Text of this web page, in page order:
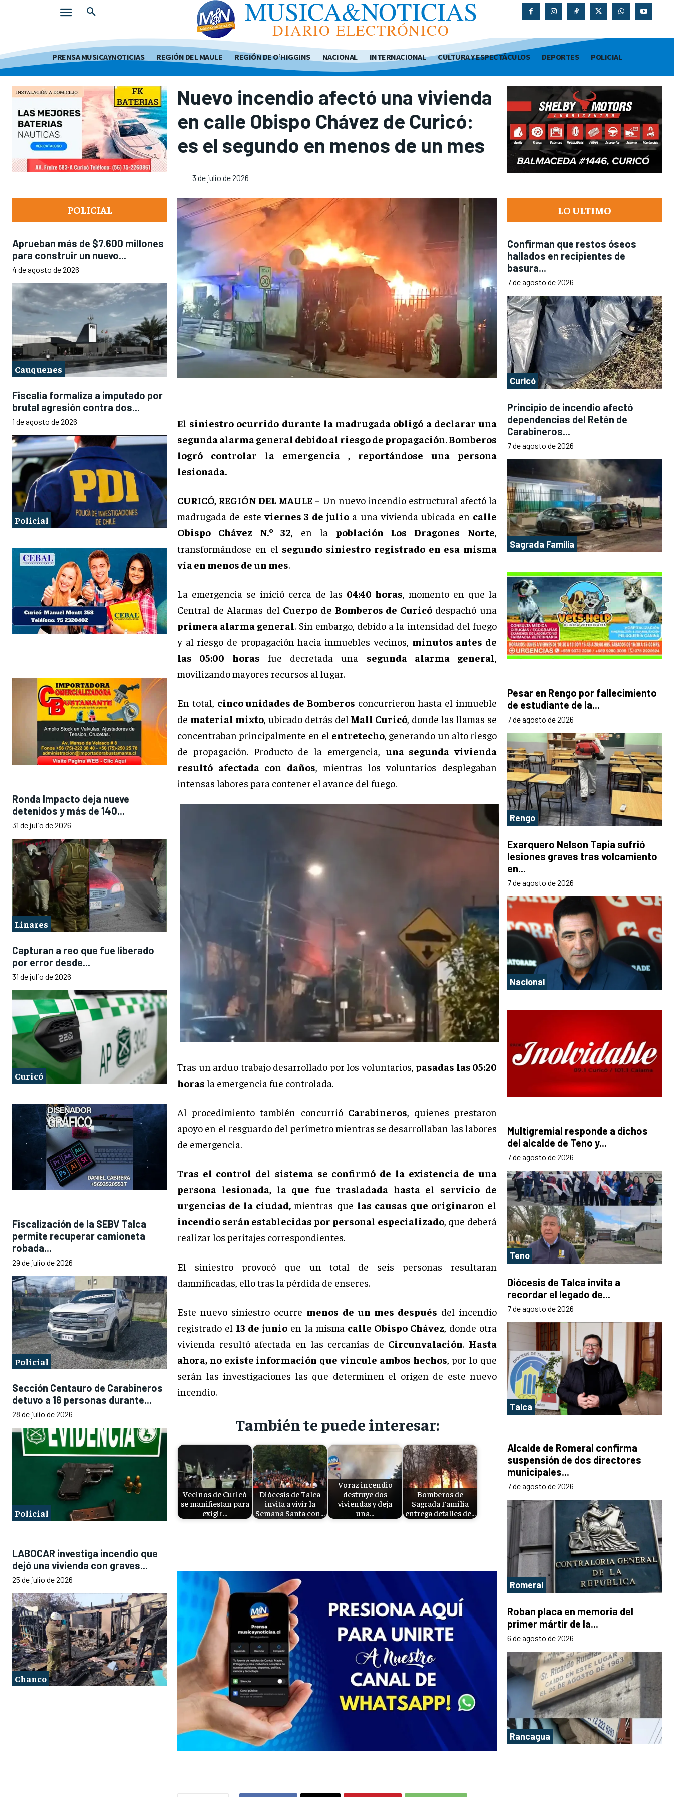
MUSICA&NOTICIAS
DIARIO ELECTRÓNICO
PRENSA MUSICAYNOTICIAS REGIÓN DEL MAULE REGIÓN DE O’HIGGINS NACIONAL INTERNACIONAL CULTURA Y ESPECTÁCULOS DEPORTES POLICIAL
POLICIAL
Aprueban más de $7.600 millones
para construir un nuevo...
4 de agosto de 2026
Cauquenes
Fiscalía formaliza a imputado por
brutal agresión contra dos...
1 de agosto de 2026
Policial
Ronda Impacto deja nueve
detenidos y más de 140...
31 de julio de 2026
Linares
Capturan a reo que fue liberado
por error desde...
31 de julio de 2026
Curicó
Fiscalización de la SEBV Talca
permite recuperar camioneta
robada...
29 de julio de 2026
Policial
Sección Centauro de Carabineros
detuvo a 16 personas durante...
28 de julio de 2026
Policial
LABOCAR investiga incendio que
dejó una vivienda con graves...
25 de julio de 2026
Chanco
Nuevo incendio afectó una vivienda
en calle Obispo Chávez de Curicó:
es el segundo en menos de un mes
3 de julio de 2026
El siniestro ocurrido durante la madrugada obligó a declarar una
segunda alarma general debido al riesgo de propagación. Bomberos
logró controlar la emergencia , reportándose una persona
lesionada.
CURICÓ, REGIÓN DEL MAULE – Un nuevo incendio estructural afectó la
madrugada de este viernes 3 de julio a una vivienda ubicada en calle
Obispo Chávez N.º 32 , en la población Los Dragones Norte
transformándose en el segundo siniestro registrado en esa misma
vía en menos de un mes.
La emergencia se inició cerca de las 04:40 horas , momento en que la
Central de Alarmas del Cuerpo de Bomberos de Curicódespachó una
primera alarma general. Sin embargo, debido a la intensidad del fuego
y al riesgo de propagación hacia inmuebles vecinos, minutos antes de
las 05:00 horas fue decretada una segunda alarma general
movilizando mayores recursos al lugar.
En total, cinco unidades de Bomberos concurrieron hasta el inmueble
de material mixto, ubicado detrás del Mall Curicó , donde las llamas se
concentraban principalmente en el entretecho , generando un alto riesgo
de propagación. Producto de la emergencia, una segunda vivienda
resultó afectada con daños , mientras los voluntarios desplegaban
intensas labores para contener el avance del fuego.
Tras un arduo trabajo desarrollado por los voluntarios, pasadas las 05:20
horas la emergencia fue controlada.
Al procedimiento también concurrió Carabineros , quienes prestaron
apoyo en el resguardo del perímetro mientras se desarrollaban las labores
de emergencia.
Tras el control del sistema se confirmó de la existencia de una
persona lesionada, la que fue trasladada hasta el servicio de
urgencias de la ciudad,mientras que las causas que originaron el
incendio serán establecidas por personal especializado, que deberá
realizar los peritajes correspondientes.
El siniestro provocó que un total de seis personas resultaran
damnificadas, ello tras la pérdida de enseres.
Este nuevo siniestro ocurre menos de un mes después del incendio
registrado el 13 de junio en la misma calle Obispo Chávez , donde otra
vivienda resultó afectada en las cercanías de Circunvalación. Hasta
ahora, no existe información que vincule ambos hechos , por lo que
serán las investigaciones las que determinen el origen de este nuevo
incendio.
También te puede interesar:
Vecinos de Curicó
se manifiestan para
exigir…
Diócesis de Talca
invita a vivir la
Semana Santa con…
Voraz incendio
destruye dos
viviendas y deja
una…
Bomberos de
Sagrada Familia
entrega detalles de…
LO ULTIMO
Confirman que restos óseos
hallados en recipientes de
basura...
7 de agosto de 2026
Curicó
Principio de incendio afectó
dependencias del Retén de
Carabineros...
7 de agosto de 2026
Sagrada Familia
Pesar en Rengo por fallecimiento
de estudiante de la...
7 de agosto de 2026
Rengo
Exarquero Nelson Tapia sufrió
lesiones graves tras volcamiento
en...
7 de agosto de 2026
Nacional
Multigremial responde a dichos
del alcalde de Teno y...
7 de agosto de 2026
Teno
Diócesis de Talca invita a
recordar el legado de...
7 de agosto de 2026
Talca
Alcalde de Romeral confirma
suspensión de dos directores
municipales...
7 de agosto de 2026
Romeral
Roban placa en memoria del
primer mártir de la...
6 de agosto de 2026
Rancagua